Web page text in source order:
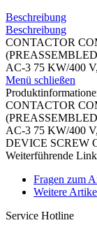
Beschreibung
Beschreibung
CONTACTOR
AC-3 75 KW/400
Menü schließen
CONTACTOR
AC-3 75 KW/400
DEVICE SCREW
Weiterführende
Fragen zum
Weitere
Service Hotline